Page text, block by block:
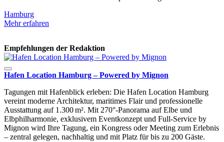
Hamburg
Mehr erfahren
Empfehlungen der Redaktion
Hafen Location Hamburg – Powered by Mignon
Tagungen mit Hafenblick erleben: Die Hafen Location Hamburg
vereint moderne Architektur, maritimes Flair und professionelle
Ausstattung auf 1.300 m². Mit 270°-Panorama auf Elbe und
Elbphilharmonie, exklusivem Eventkonzept und Full-Service by
Mignon wird Ihre Tagung, ein Kongress oder Meeting zum Erlebnis
– zentral gelegen, nachhaltig und mit Platz für bis zu 200 Gäste.